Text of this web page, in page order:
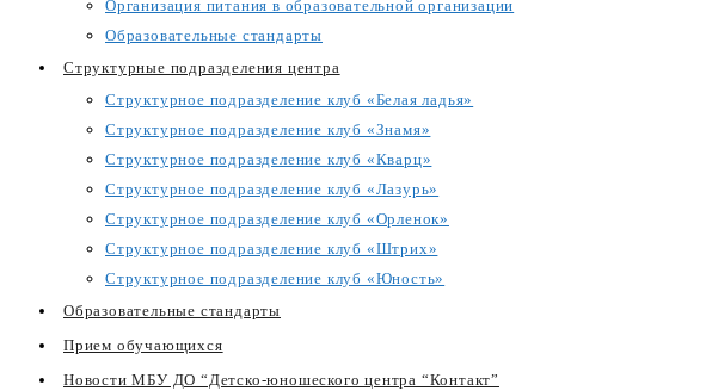
Организация питания в образовательной организации
Образовательные стандарты
Структурные подразделения центра
Структурное подразделение клуб «Белая ладья»
Структурное подразделение клуб «Знамя»
Структурное подразделение клуб «Кварц»
Структурное подразделение клуб «Лазурь»
Структурное подразделение клуб «Орленок»
Структурное подразделение клуб «Штрих»
Структурное подразделение клуб «Юность»
Образовательные стандарты
Прием обучающихся
Новости МБУ ДО “Детско-юношеского центра “Контакт”